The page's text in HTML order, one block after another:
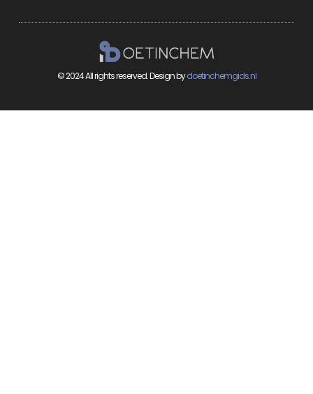
© 2024 All rights reserved. Design bydoetinchemgids.nl